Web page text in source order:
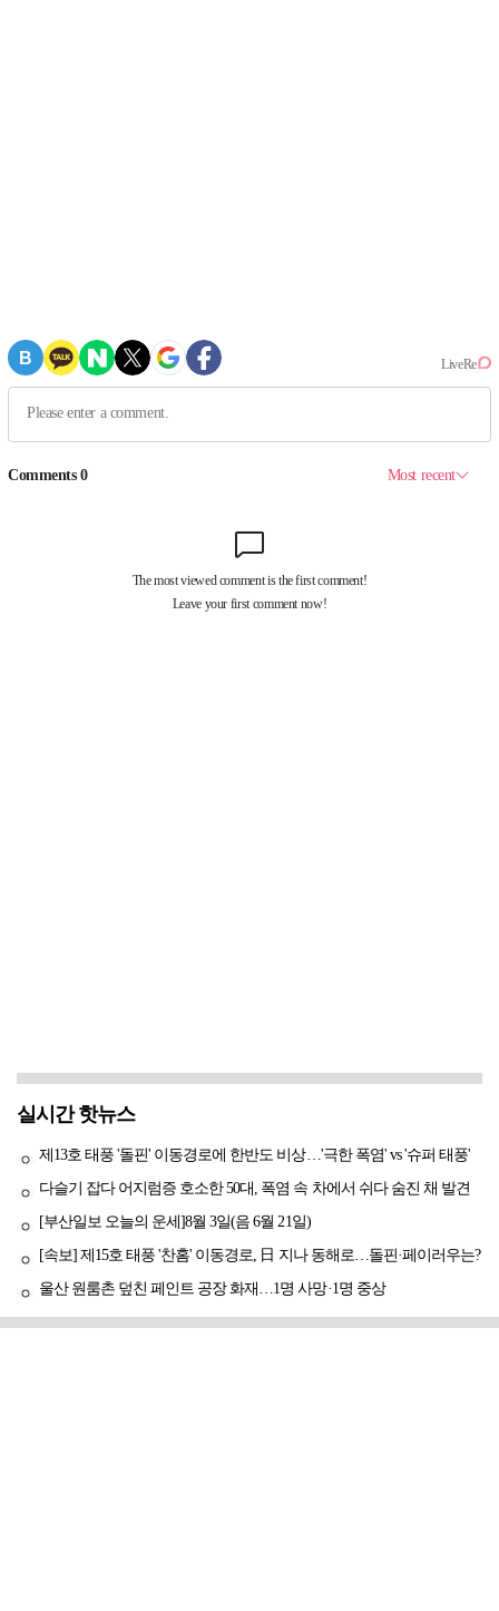
실시간 핫뉴스
제13호 태풍 '돌핀' 이동경로에 한반도 비상…'극한 폭염' vs '슈퍼 태풍'
다슬기 잡다 어지럼증 호소한 50대, 폭염 속 차에서 쉬다 숨진 채 발견
[부산일보 오늘의 운세]8월 3일(음 6월 21일)
[속보] 제15호 태풍 '찬홈' 이동경로, 日 지나 동해로…돌핀·페이러우는?
울산 원룸촌 덮친 페인트 공장 화재…1명 사망·1명 중상